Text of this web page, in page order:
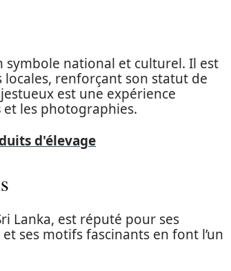
symbole national et culturel. Il est
renforçant son statut de
est une expérience
et les photographies.
d'élevage
Lanka, est réputé pour ses
ses motifs fascinants en font l’un